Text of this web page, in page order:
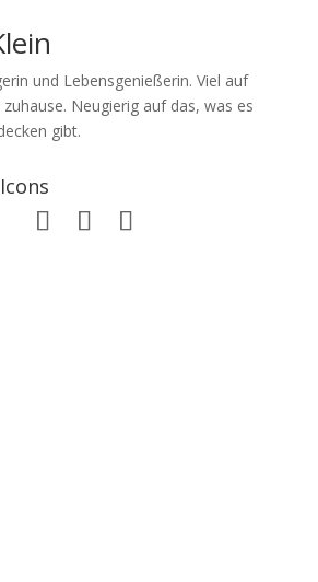
und Lebensgenießerin. Viel auf
Neugierig auf das, was es
gibt.